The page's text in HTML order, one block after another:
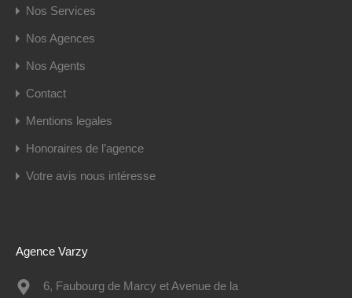
Nos Services
Nos Agences
Nos Agents
Contact
Mentions legales
Honoraires de l’agence
Votre avis nous intéresse
Agence Varzy
6, Faubourg de Marcy et Avenue de la